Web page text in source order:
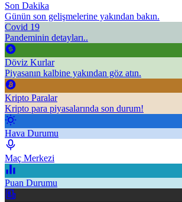
Son Dakika
Günün son gelişmelerine yakından bakın.
Covid 19
Pandeminin detayları..
Döviz Kurlar
Piyasanın kalbine yakından göz atın.
Kripto Paralar
Kripto para piyasalarında son durum!
Hava Durumu
Maç Merkezi
Puan Durumu